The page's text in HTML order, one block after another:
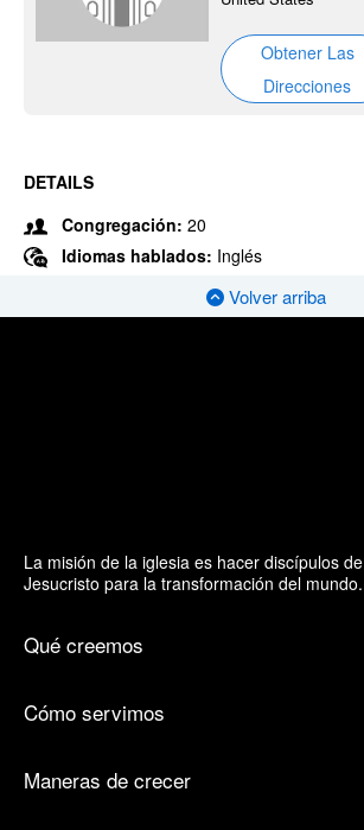
Obtener Las
Direcciones
DETAILS
Congregación: 20
Idiomas hablados: Inglés
Volver arriba
La misión de la iglesia es hacer discípulos de
Jesucristo para la transformación del mundo.
Qué creemos
Cómo servimos
Maneras de crecer